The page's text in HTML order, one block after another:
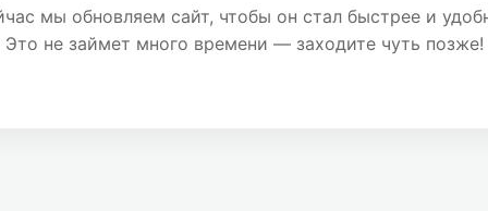
мы обновляем сайт, чтобы он стал быстрее и
Это не займет много времени — заходите чуть позже!